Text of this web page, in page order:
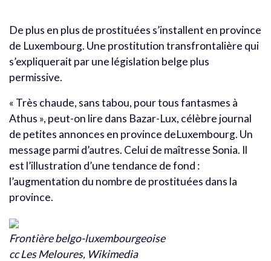
De plus en plus de prostituées s’installent en province
de Luxembourg. Une prostitution transfrontalière qui
s’expliquerait par une législation belge plus
permissive.
« Très chaude, sans tabou, pour tous fantasmes à
Athus », peut-on lire dans Bazar-Lux, célèbre journal
de petites annonces en province deLuxembourg. Un
message parmi d’autres. Celui de maîtresse Sonia. Il
est l’illustration d’une tendance de fond :
l’augmentation du nombre de prostituées dans la
province.
Frontière belgo-luxembourgeoise
cc Les Meloures, Wikimedia